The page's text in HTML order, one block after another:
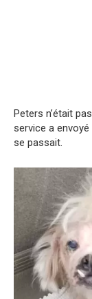
Peters n’était
service a
se passait.